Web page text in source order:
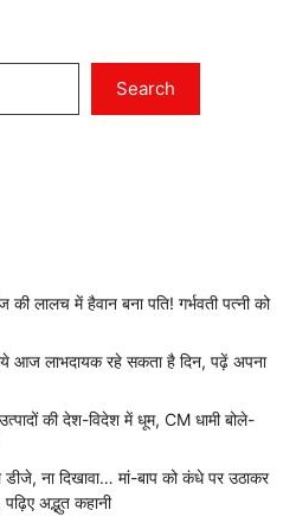
Search
में हैवान बना पति! गर्भवती पत्नी को
आज लाभदायक रहे सकता है दिन, पढ़ें अपना
की देश-विदेश में धूम, CM धामी बोले-
ना दिखावा… मां-बाप को कंधे पर उठाकर
अद्भुत कहानी